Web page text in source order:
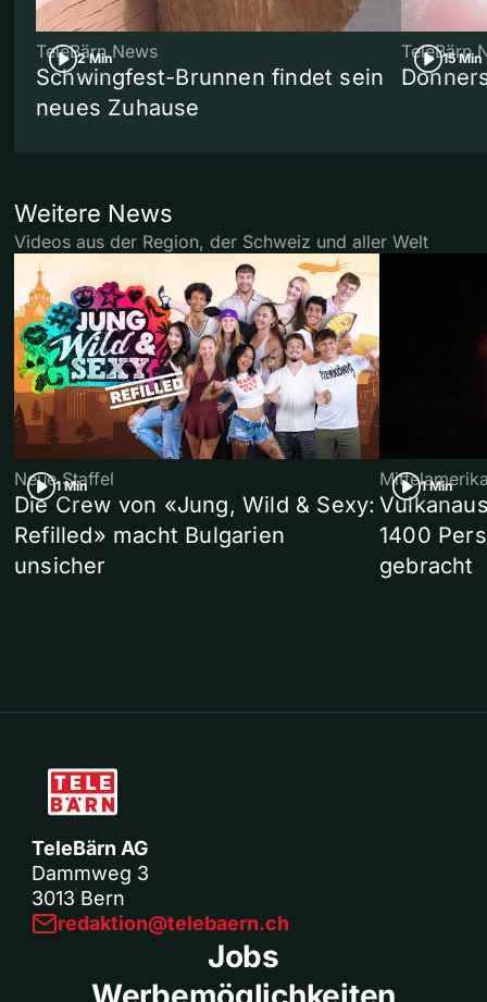
2 Min
TeleBärn News
Schwingfest-Brunnen findet sein
neues Zuhause
15 Min
TeleBärn
Weitere News
Videos aus der Region, der Schweiz und aller Welt
1 Min
Neue Staffel
Die Crew von «Jung, Wild & Sexy:
Refilled» macht Bulgarien
unsicher
1 Min
1400
gebracht
TeleBärn AG
Dammweg 3
3013 Bern
redaktion@telebaern.ch
Jobs